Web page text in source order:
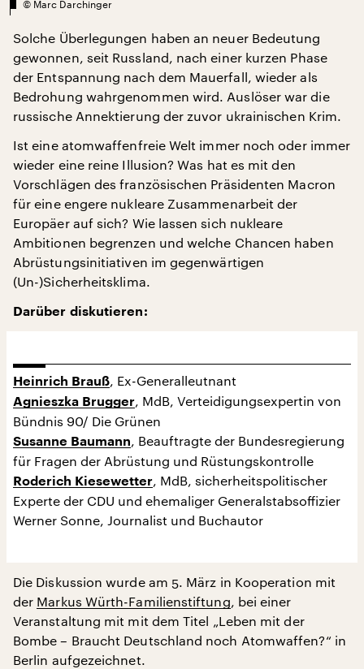
© Marc Darchinger
Solche Überlegungen haben an neuer Bedeutung
gewonnen, seit Russland, nach einer kurzen Phase
der Entspannung nach dem Mauerfall, wieder als
Bedrohung wahrgenommen wird. Auslöser war die
russische Annektierung der zuvor ukrainischen Krim.
Ist eine atomwaffenfreie Welt immer noch oder immer
wieder eine reine Illusion? Was hat es mit den
Vorschlägen des französischen Präsidenten Macron
für eine engere nukleare Zusammenarbeit der
Europäer auf sich? Wie lassen sich nukleare
Ambitionen begrenzen und welche Chancen haben
Abrüstungsinitiativen im gegenwärtigen
(Un-)Sicherheitsklima.
Darüber diskutieren:
Heinrich Brauß, Ex-Generalleutnant
Agnieszka Brugger, MdB, Verteidigungsexpertin von
Bündnis 90/ Die Grünen
Susanne Baumann, Beauftragte der Bundesregierung
für Fragen der Abrüstung und Rüstungskontrolle
Roderich Kiesewetter, MdB, sicherheitspolitischer
Experte der CDU und ehemaliger Generalstabsoffizier
Werner Sonne, Journalist und Buchautor
Die Diskussion wurde am 5. März in Kooperation mit
der Markus Würth-Familienstiftung, bei einer
Veranstaltung mit mit dem Titel „Leben mit der
Bombe – Braucht Deutschland noch Atomwaffen?“ in
Berlin aufgezeichnet.